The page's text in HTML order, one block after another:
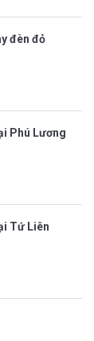
đèn đỏ
Phú Lương
Tứ Liên